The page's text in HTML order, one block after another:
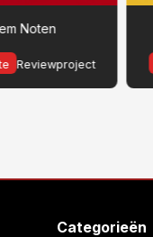
Noten
Reviewproject
Categorieën